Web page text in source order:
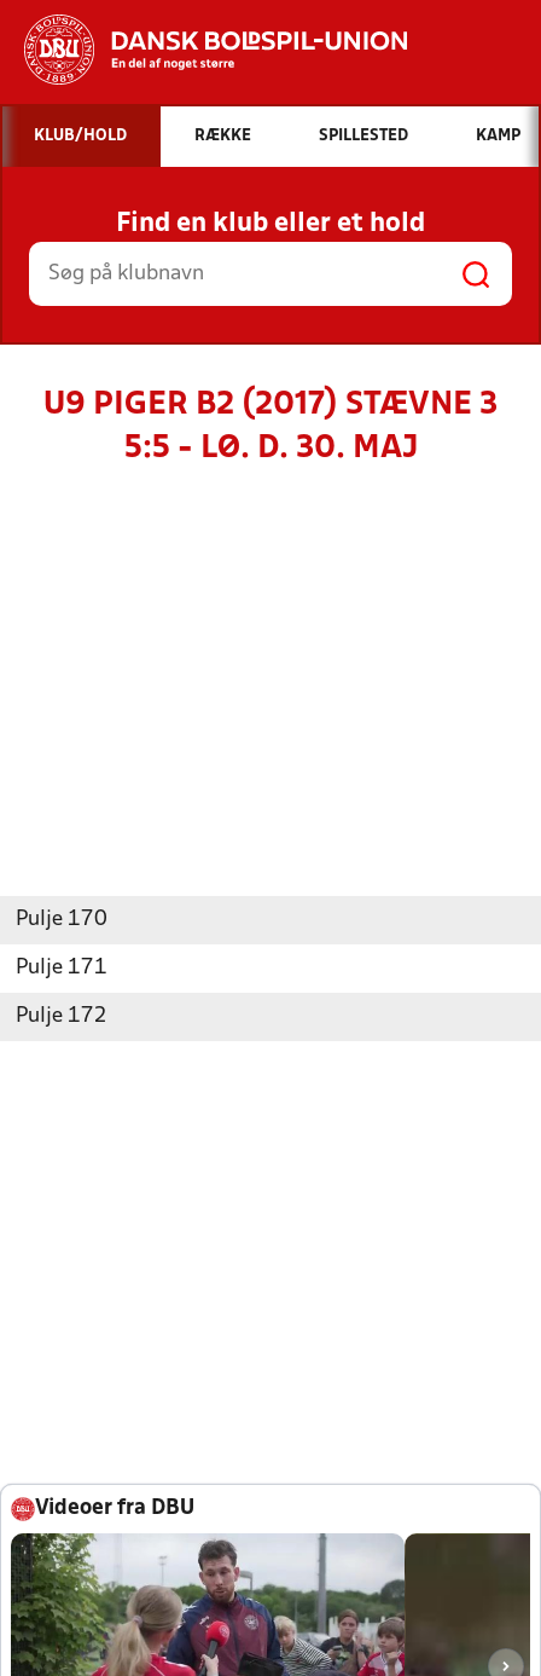
Hvad vil du søge efter?
INDHOLD OG NYHEDER
STILLINGER, RESULTATER, KLUBBER OG
HOLD
KLUB/HOLD RÆKKE SPILLESTED KAMP
Find en klub eller et hold
U9 PIGER B2 (2017) STÆVNE 3
5:5 - LØ. D. 30. MAJ
Pulje 170
Pulje 171
Pulje 172
Videoer fra DBU